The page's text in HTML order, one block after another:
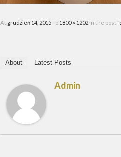
At grudzień 14, 2015To 1800 × 1202 In the post
About Latest Posts
Admin